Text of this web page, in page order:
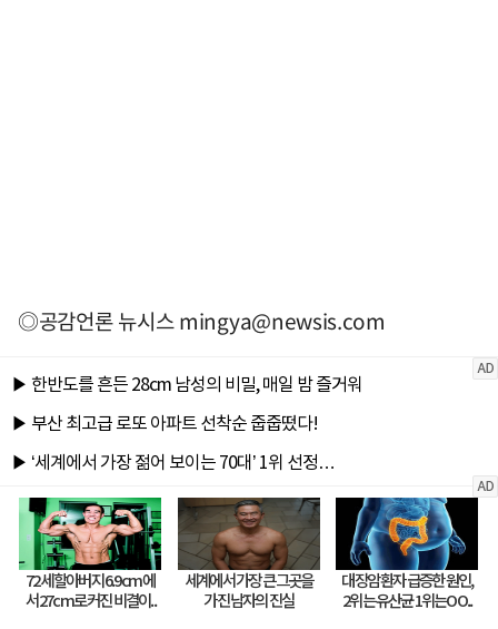
◎공감언론 뉴시스mingya@newsis.com